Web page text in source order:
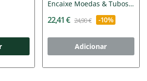
Encaixe Moedas & Tubos
22,41 € 24,90 € -10%
Adicionar